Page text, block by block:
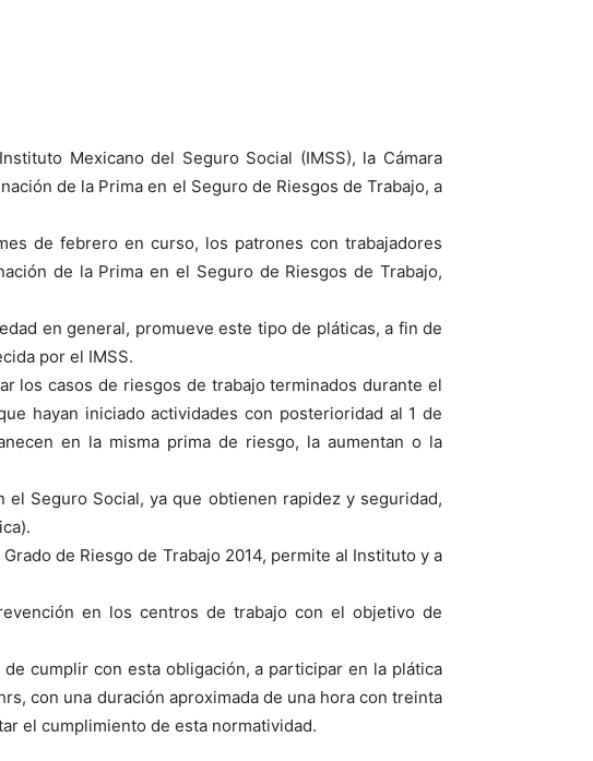
Mexicano del Seguro Social (IMSS), la Cámara
de la Prima en el Seguro de Riesgos de Trabajo, a
de febrero en curso, los patrones con trabajadores
de la Prima en el Seguro de Riesgos de Trabajo,
en general, promueve este tipo de pláticas, a fin de
por el IMSS.
los casos de riesgos de trabajo terminados durante el
hayan iniciado actividades con posterioridad al 1 de
en la misma prima de riesgo, la aumentan o la
Seguro Social, ya que obtienen rapidez y seguridad,
de Riesgo de Trabajo 2014, permite al Instituto y a
en los centros de trabajo con el objetivo de
cumplir con esta obligación, a participar en la plática
con una duración aproximada de una hora con treinta
el cumplimiento de esta normatividad.